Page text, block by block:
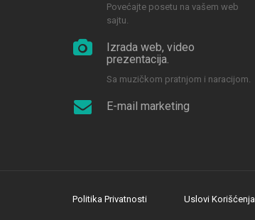
Povećajte posetu na vašem web
sajtu.
Izrada web, video
prezentacija.
Sa muzičkom pratnjom i naracijom.
E-mail marketing
Politika Privatnosti Uslovi Korišćenja